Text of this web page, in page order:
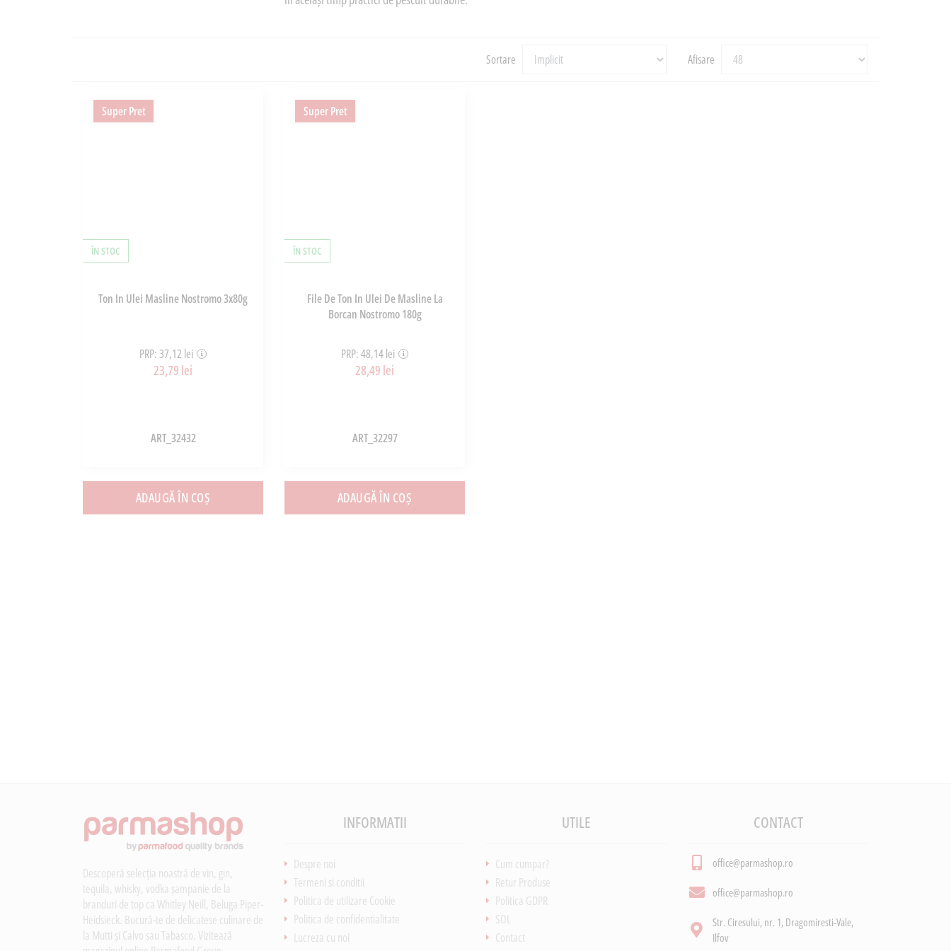
Sortare Afisare
Super Pret
ÎN STOC
Ton In Ulei Masline Nostromo 3x80g
PRP: 37,12 lei
23,79 lei
ART_32432
ADAUGĂ ÎN COȘ
Super Pret
ÎN STOC
File De Ton In Ulei De Masline La
Borcan Nostromo 180g
PRP: 48,14 lei
28,49 lei
ART_32297
ADAUGĂ ÎN COȘ
Descoperă selecția noastră de vin, gin,
tequila, whisky, vodka șampanie de la
branduri de top ca Whitley Neill, Beluga Piper-
Heidsieck. Bucură-te de delicatese culinare de
la Mutti și Calvo sau Tabasco. Vizitează
INFORMATII
Despre noi
Termeni si conditii
Politica de utilizare Cookie
Politica de confidentialitate
Lucreza cu noi
UTILE
Cum cumpar?
Retur Produse
Politica GDPR
SOL
Contact
CONTACT
office@parmashop.ro
office@parmashop.ro
Str. Ciresului, nr. 1, Dragomiresti-Vale,
Ilfov